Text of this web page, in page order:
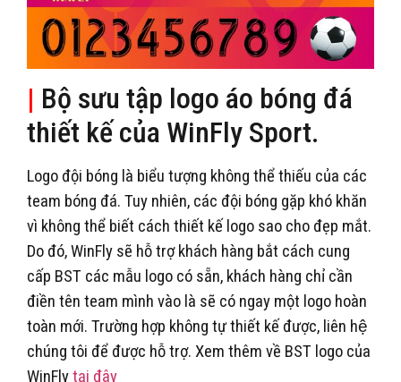
| Bộ sưu tập logo áo bóng đá
thiết kế của WinFly Sport.
Logo đội bóng là biểu tượng không thể thiếu của các
team bóng đá. Tuy nhiên, các đội bóng gặp khó khăn
vì không thể biết cách thiết kế logo sao cho đẹp mắt.
Do đó, WinFly sẽ hỗ trợ khách hàng bắt cách cung
cấp BST các mẫu logo có sẵn, khách hàng chỉ cần
điền tên team mình vào là sẽ có ngay một logo hoàn
toàn mới. Trường hợp không tự thiết kế được, liên hệ
chúng tôi để được hỗ trợ. Xem thêm về BST logo của
WinFlytại đây